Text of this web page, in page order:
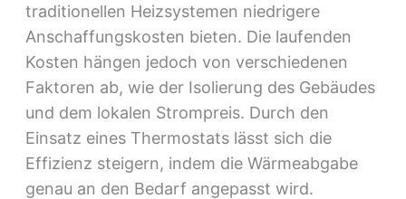
traditionellen Heizsystemen niedrigere
Anschaffungskosten bieten. Die laufenden
Kosten hängen jedoch von verschiedenen
Faktoren ab, wie der Isolierung des Gebäudes
und dem lokalen Strompreis. Durch den
Einsatz eines Thermostats lässt sich die
Effizienz steigern, indem die Wärmeabgabe
genau an den Bedarf angepasst wird.